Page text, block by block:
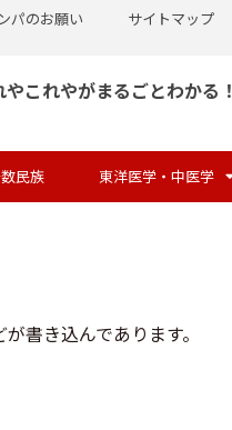
パのお願い サイトマップ
これやがまるごとわかる！
民族 東洋医学・中医学
書き込んであります。